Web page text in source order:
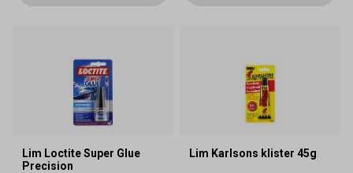
Lim Loctite Super Glue
Precision
Lim Karlsons klister 45g